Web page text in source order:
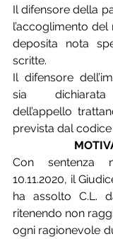
Il difensore della
l’accoglimento
deposita nota
scritte.
Il difensore
sia dichiarata
dell’appello
prevista dal codice
Con sentenza
10.11.2020, il
ha assolto C.L.
ritenendo non
ogni ragionevole